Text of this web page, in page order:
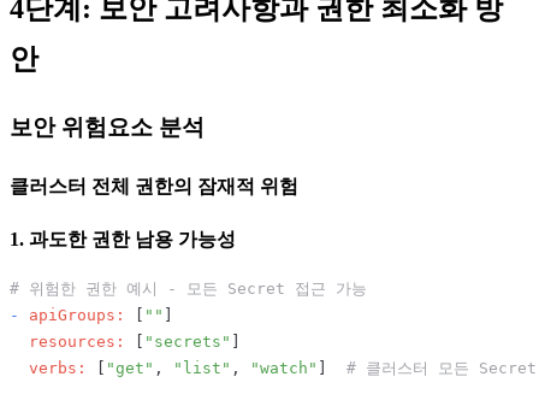
4단계: 보안 고려사항과 권한 최소화 방
안
보안 위험요소 분석
클러스터 전체 권한의 잠재적 위험
1. 과도한 권한 남용 가능성
# 위험한 권한 예시 - 모든 Secret 접근 가능
-
apiGroups: ""
resources:
"secrets"
verbs:
"get" , "list" , "watch" # 클러스터 모든